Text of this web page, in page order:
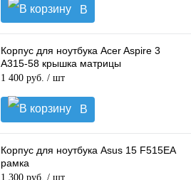
В
корзину
Корпус для ноутбука Acer Aspire 3
A315-58 крышка матрицы
1 400 руб. / шт
В
корзину
Корпус для ноутбука Asus 15 F515EA
рамка
1 300 руб. / шт